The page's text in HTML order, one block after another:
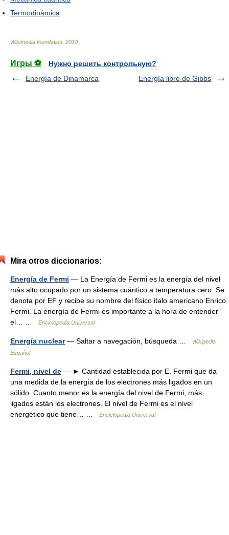
Termodinámica
Wikimedia foundation 2010
Игры ⚽
Нужно решить контрольную?
Energía de Dinamarca
Energía libre de Gibbs
Mira otros diccionarios:
Energía de Fermi — La Energía de Fermi es la energía del nivel
más alto ocupado por un sistema cuántico a temperatura cero. Se
denota por EF y recibe su nombre del físico italo americano Enrico
Fermi. La energía de Fermi es importante a la hora de entender
el… …
Enciclopedia Universal
Energía nuclear— Saltar a navegación, búsqueda …
Wikipedia
Español
Fermi, nivel de — ► Cantidad establecida por E. Fermi que da
una medida de la energía de los electrones más ligados en un
sólido. Cuanto menor es la energía del nivel de Fermi, más
ligados están los electrones. El nivel de Fermi es el nivel
energético que tiene… …
Enciclopedia Universal